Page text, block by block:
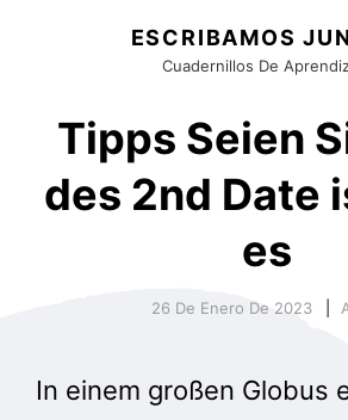
ESCRIBAMOS
Cuadernillos De
Tipps Seien
des 2nd Date
es
26 De Enero De 2023
In einem großen Globus